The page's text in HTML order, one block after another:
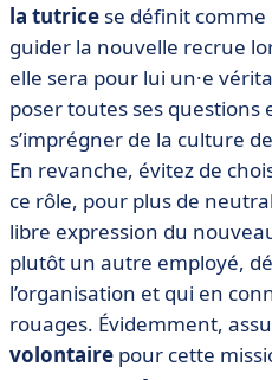
la tutrice se définit
guider la nouvelle recrue
elle sera pour lui un·e
poser toutes ses questions
s’imprégner de la culture
En revanche, évitez de
ce rôle, pour plus de
libre expression du
plutôt un autre employé,
l’organisation et qui en
rouages. Évidemment,
volontaire pour cette